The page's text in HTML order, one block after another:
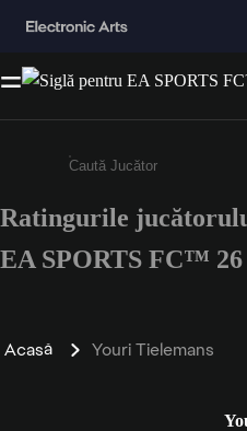
Enter a minimum of
Ratingurile
EA SPORTS FC™ 26
Acasă Youri Tielemans